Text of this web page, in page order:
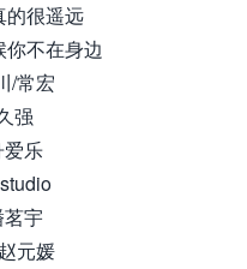
的很遥远
不在身边
/常宏
强
爱乐
茗宇
元媛